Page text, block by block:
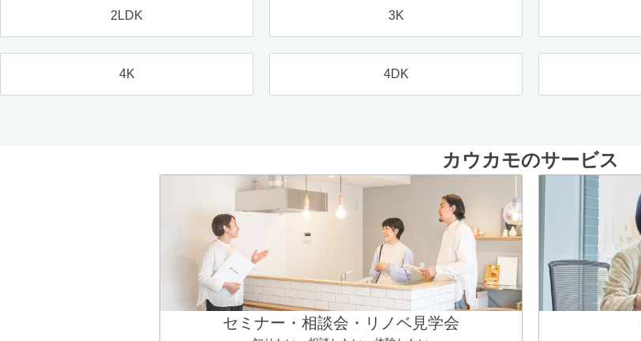
2LDK 3K
4K 4DK
カウカモのサービス
セミナー・相談会・リノベ見学会